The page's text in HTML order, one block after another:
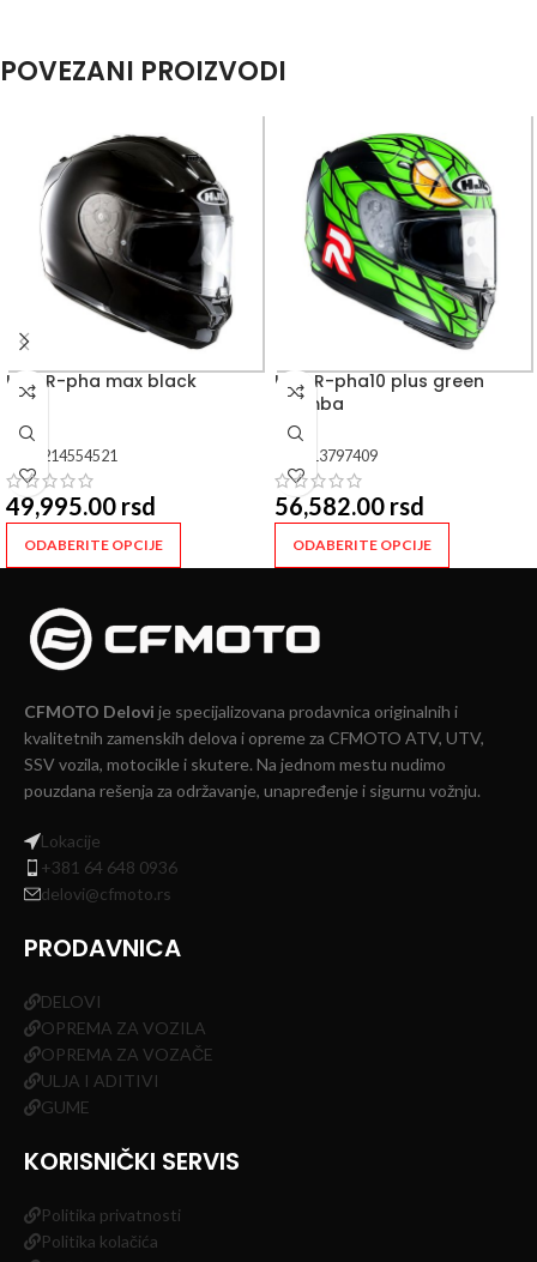
POVEZANI PROIZVODI
HJC R-pha max black
214554521
49,995.00 rsd
ODABERITE OPCIJE
HJC R-pha10 plus green
mamba
13797409
56,582.00 rsd
ODABERITE OPCIJE
CFMOTO Delovi je specijalizovana prodavnica originalnih i
kvalitetnih zamenskih delova i opreme za CFMOTO ATV, UTV,
SSV vozila, motocikle i skutere. Na jednom mestu nudimo
pouzdana rešenja za održavanje, unapređenje i sigurnu vožnju.
Lokacije
+381 64 648 0936
delovi@cfmoto.rs
PRODAVNICA
DELOVI
OPREMA ZA VOZILA
OPREMA ZA VOZAČE
ULJA I ADITIVI
GUME
KORISNIČKI SERVIS
Politika privatnosti
Politika kolačića